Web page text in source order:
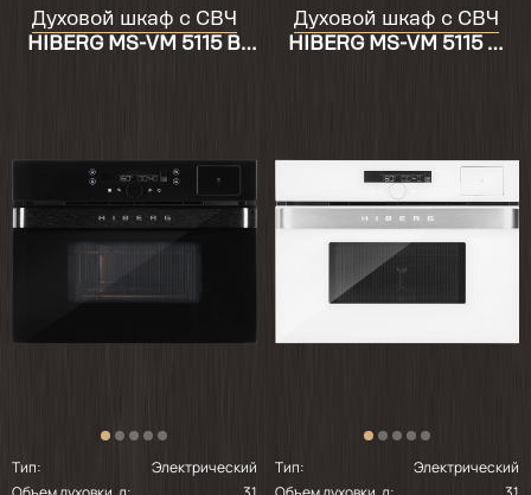
Духовой шкаф с СВЧ
HIBERG MS-VM 5115 B
Тип:
Электрический
Духовой шкаф с СВЧ
HIBERG MS-VM 5115 W
Тип:
Электрический